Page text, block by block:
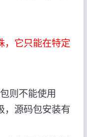
，它只能在特定
则不能使用
，源码包安装有